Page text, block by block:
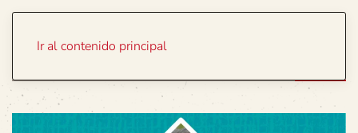
Ir al contenido principal